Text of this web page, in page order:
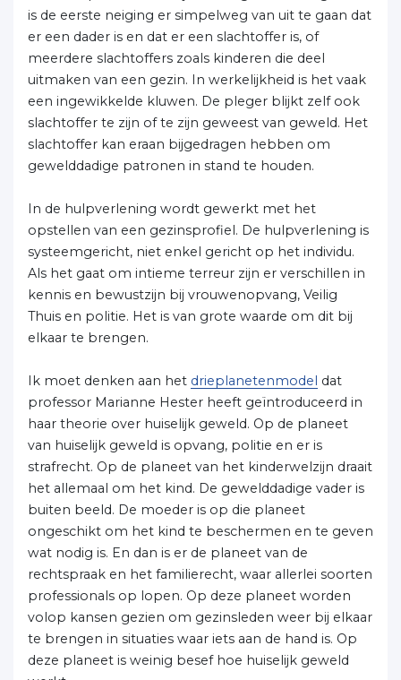
is de eerste neiging er simpelweg van uit te gaan dat
er een dader is en dat er een slachtoffer is, of
meerdere slachtoffers zoals kinderen die deel
uitmaken van een gezin. In werkelijkheid is het vaak
een ingewikkelde kluwen. De pleger blijkt zelf ook
slachtoffer te zijn of te zijn geweest van geweld. Het
slachtoffer kan eraan bijgedragen hebben om
gewelddadige patronen in stand te houden.
In de hulpverlening wordt gewerkt met het
opstellen van een gezinsprofiel. De hulpverlening is
systeemgericht, niet enkel gericht op het individu.
Als het gaat om intieme terreur zijn er verschillen in
kennis en bewustzijn bij vrouwenopvang, Veilig
Thuis en politie. Het is van grote waarde om dit bij
elkaar te brengen.
Ik moet denken aan het drieplanetenmodel dat
professor Marianne Hester heeft geïntroduceerd in
haar theorie over huiselijk geweld. Op de planeet
van huiselijk geweld is opvang, politie en er is
strafrecht. Op de planeet van het kinderwelzijn draait
het allemaal om het kind. De gewelddadige vader is
buiten beeld. De moeder is op die planeet
ongeschikt om het kind te beschermen en te geven
wat nodig is. En dan is er de planeet van de
rechtspraak en het familierecht, waar allerlei soorten
professionals op lopen. Op deze planeet worden
volop kansen gezien om gezinsleden weer bij elkaar
te brengen in situaties waar iets aan de hand is. Op
deze planeet is weinig besef hoe huiselijk geweld